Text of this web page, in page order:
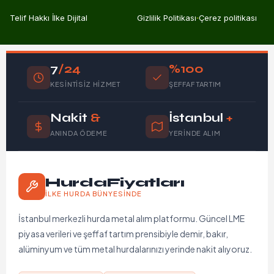
Telif Hakkı İlke Dijital Gizlilik Politikası Çerez politikası
7/24
KESINTISIZ HIZMET
%100
ŞEFFAF TARTIM
Nakit &
ANINDA ÖDEME
İstanbul +
YERINDE ALIM
HurdaFiyatları
İLKE HURDA BÜNYESINDE
İstanbul merkezli hurda metal alım platformu. Güncel LME
piyasa verileri ve şeffaf tartım prensibiyle demir, bakır,
alüminyum ve tüm metal hurdalarınızı yerinde nakit alıyoruz.